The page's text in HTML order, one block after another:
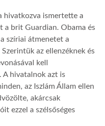
hivatkozva ismertette a
a brit Guardian. Obama és
szíriai átmenetet a
az ellenzéknek és
kell
A hivatalnok azt is
az Iszlám Állam ellen
akárcsak
ezzel a szélsőséges